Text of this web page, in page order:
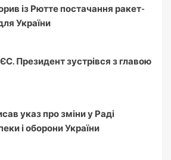
із Рютте постачання ракет-
України
Президент зустрівся з главою
указ про зміни у Раді
і оборони України